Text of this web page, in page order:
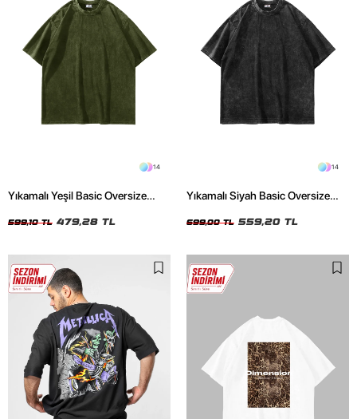
14
Yıkamalı Yeşil Basic Oversize
599,10 TL 479,28 TL
14
Yıkamalı Siyah Basic Oversize
699,00 TL 559,20 TL